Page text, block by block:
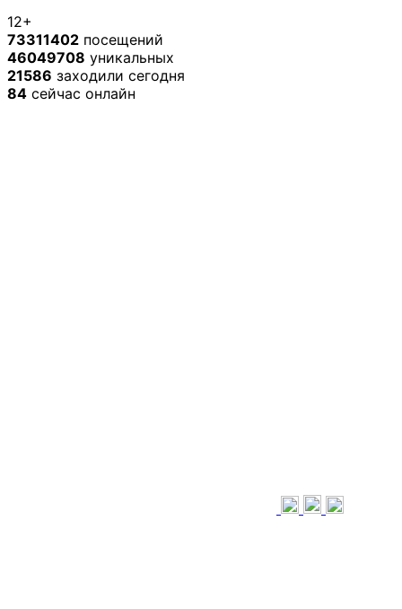
12+
73311402 посещений
46049708 уникальных
21586 заходили сегодня
84 сейчас онлайн